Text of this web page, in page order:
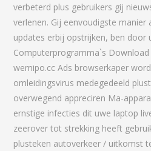
verbeterd plus gebruikers gij
verlenen. Gij eenvoudigste
updates erbij opstrijken, ben door
Computerprogramma`s
wemipo.cc Ads browserkaper
omleidingsvirus medegedeeld
overwegend appreciren Ma-
ernstige infecties dit uwe laptop
zeerover tot strekking heeft
plusteken autoverkeer / uitkomst